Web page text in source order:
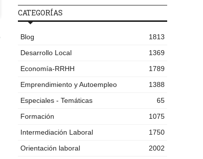
CATEGORÍAS
Blog
1813
Desarrollo Local
1369
Economía-RRHH
1789
Emprendimiento y Autoempleo
1388
Especiales - Temáticas
65
Formación
1075
Intermediación Laboral
1750
Orientación laboral
2002